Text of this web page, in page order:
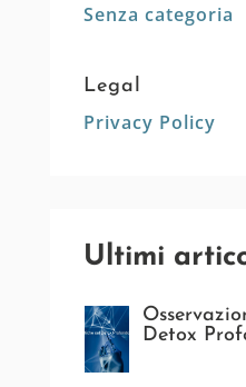
Senza categoria
Legal
Privacy Policy
Ultimi
Detox